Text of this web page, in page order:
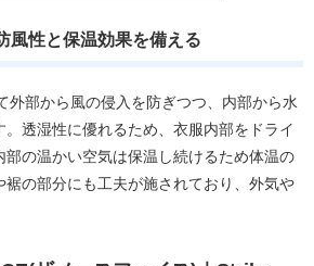
風性と保温効果を備える
外部から風の侵入を防ぎつつ、内部から水
透湿性に優れるため、衣服内部をドライ
部の温かい空気は保温し続けるため体温の
の部分にも工夫が施されており、外気や